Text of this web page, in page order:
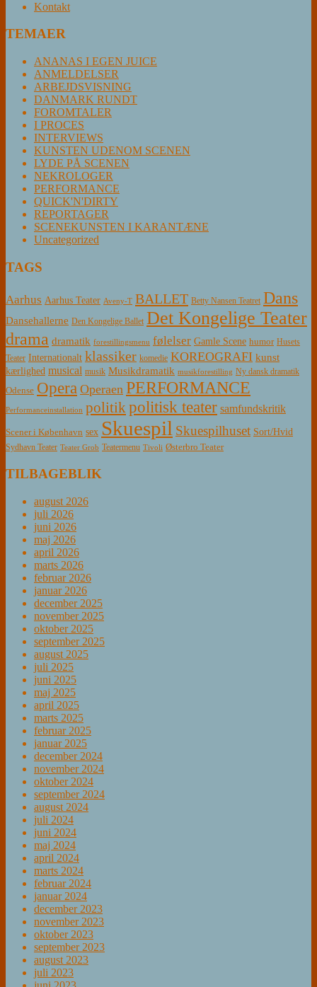
Kontakt
TEMAER
ANANAS I EGEN JUICE
ANMELDELSER
ARBEJDSVISNING
DANMARK RUNDT
FOROMTALER
I PROCES
INTERVIEWS
KUNSTEN UDENOM SCENEN
LYDE PÅ SCENEN
NEKROLOGER
PERFORMANCE
QUICK'N'DIRTY
REPORTAGER
SCENEKUNSTEN I KARANTÆNE
Uncategorized
TAGS
Aarhus Aarhus Teater Aveny-T BALLET Betty Nansen Teatret Dans
Dansehallerne Den Kongelige Ballet Det Kongelige Teater
drama dramatik forestillingsmenu følelser Gamle Scene humor Husets
Teater Internationalt klassiker komedie KOREOGRAFI kunst
kærlighed musical musik Musikdramatik musikforestilling Ny dansk dramatik
Odense Opera Operaen PERFORMANCE
Performanceinstallation politikpolitisk teater samfundskritik
Scener i København sex Skuespil Skuespilhuset Sort/Hvid
Sydhavn Teater Teater Grob Teatermenu Tivoli Østerbro Teater
TILBAGEBLIK
august 2026
juli 2026
juni 2026
maj 2026
april 2026
marts 2026
februar 2026
januar 2026
december 2025
november 2025
oktober 2025
september 2025
august 2025
juli 2025
juni 2025
maj 2025
april 2025
marts 2025
februar 2025
januar 2025
december 2024
november 2024
oktober 2024
september 2024
august 2024
juli 2024
juni 2024
maj 2024
april 2024
marts 2024
februar 2024
januar 2024
december 2023
november 2023
oktober 2023
september 2023
august 2023
juli 2023